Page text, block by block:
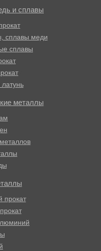
и сплавы
сплавы меди
сплавы
металлы
прокат